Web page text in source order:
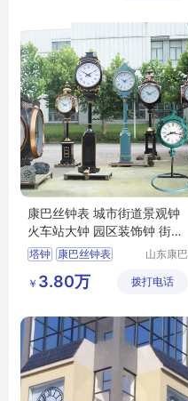
康巴丝钟表 城市街道景观钟
火车站大钟 园区装饰钟 街道
立钟
塔钟 康巴丝钟表
户外大钟
山东康巴
限公司
￥ 3.80万 拨打电话